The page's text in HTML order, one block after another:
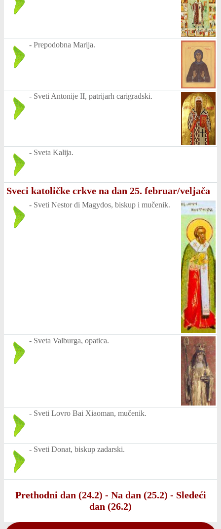
- Prepodobna Marija.
- Sveti Antonije II, patrijarh carigradski.
- Sveta Kalija.
Sveci katoličke crkve na dan 25. februar/veljača
- Sveti Nestor di Magydos, biskup i mučenik.
- Sveta Valburga, opatica.
- Sveti Lovro Bai Xiaoman, mučenik.
- Sveti Donat, biskup zadarski.
Prethodni dan (24.2) - Na dan (25.2) - Sledeći
dan (26.2)